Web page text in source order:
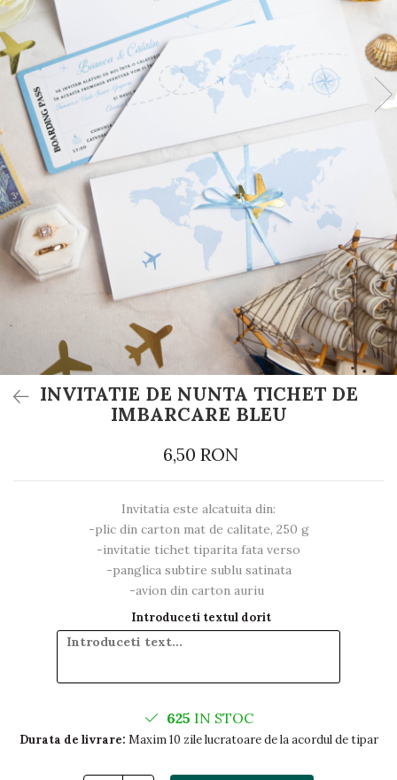
Plicuri pentru bani Botez
Accesorii și decor botez
Lumânări botez
Mărturii botez
Pahare botez
Toppers Candy bar
Trusouri botez
Etichete marturii botez
INVITATIE DE NUNTA TICHET DE
IMBARCARE BLEU
6,50 RON
Invitatia este alcatuita din:
-plic din carton mat de calitate, 250 g
-invitatie tichet tiparita fata verso
-panglica subtire sublu satinata
-avion din carton auriu
Introduceti textul dorit
625 IN STOC
Durata de livrare: Maxim 10 zile lucratoare de la acordul de tipar